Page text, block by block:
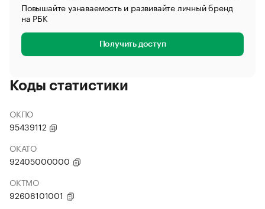
Повышайте узнаваемость и развивайте личный бренд
на РБК
Получить доступ
Коды статистики
ОКПО
95439112
ОКАТО
92405000000
ОКТМО
92608101001